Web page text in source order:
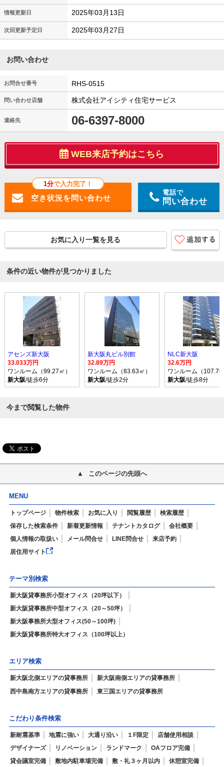
情報更新日 2025年03月13日
次回更新予定日 2025年03月27日
お問い合わせ
お問合せ番号 RHS-0515
問い合わせ店舗 株式会社アイシティ住宅サービス
連絡先 06-6397-8000
WEB来店予約はこちら
1分で入力完了！
電話で
問い合わせ
お気に入り一覧を見る
条件の近い物件が見つかりました
アセンズ新大阪
33.033万円
ワンルーム（99.27㎡）
新大阪/徒歩6分
新大阪丸ビル別館
32.89万円
ワンルーム（83.63㎡）
新大阪/徒歩2分
NLC新大阪
32.6万円
ワンルーム（107.76
新大阪/徒歩8分
今まで閲覧した物件
このページの先頭へ
MENU
トップページ 物件検索 お気に入り 閲覧履歴
検索履歴
保存した検索条件
新着更新情報 テナントカタログ
会社概要
個人情報の取扱い
メール問合せ LINE問合せ
来店予約
居住用サイト
テーマ別検索
新大阪貸事務所小型オフィス（20坪以下）
新大阪貸事務所中型オフィス（20～50坪）
新大阪事務所大型オフィス(50～100坪)
新大阪貸事務所特大オフィス（100坪以上）
エリア検索
新大阪北側エリアの貸事務所
新大阪南側エリアの貸事務所
西中島南方エリアの貸事務所
東三国エリアの貸事務所
こだわり条件検索
新耐震基準 地震に強い 大通り沿い １F限定
店舗使用相談
デザイナーズ
リノベーション ランドマーク
OAフロア完備
貸会議室完備
敷地内駐車場完備 敷・礼３ヶ月以内 休憩室完備